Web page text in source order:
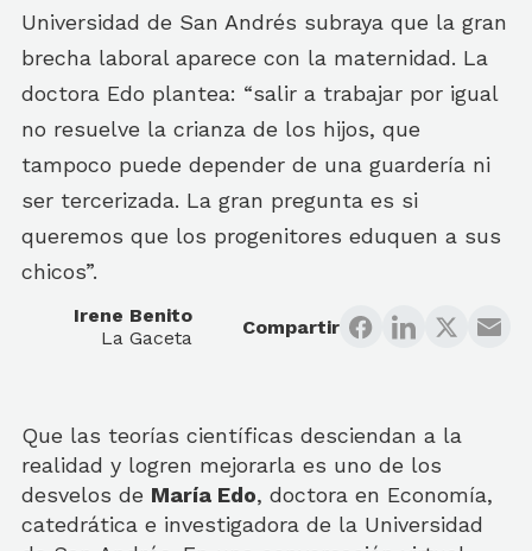
Universidad de San Andrés subraya que la gran
brecha laboral aparece con la maternidad. La
doctora Edo plantea: “salir a trabajar por igual
no resuelve la crianza de los hijos, que
tampoco puede depender de una guardería ni
ser tercerizada. La gran pregunta es si
queremos que los progenitores eduquen a sus
chicos”.
Irene Benito
La Gaceta
Compartir
Que las teorías científicas desciendan a la
realidad y logren mejorarla es uno de los
desvelos de María Edo, doctora en Economía,
catedrática e investigadora de la Universidad